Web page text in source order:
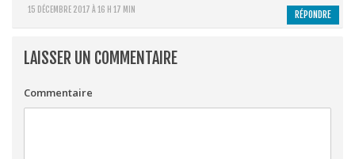
15 DÉCEMBRE 2017 À 16 H 17 MIN RÉPONDRE
LAISSER UN COMMENTAIRE
Commentaire